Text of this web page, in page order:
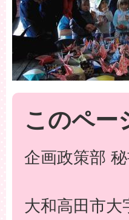
このペー
企画政策部
大和高田市大